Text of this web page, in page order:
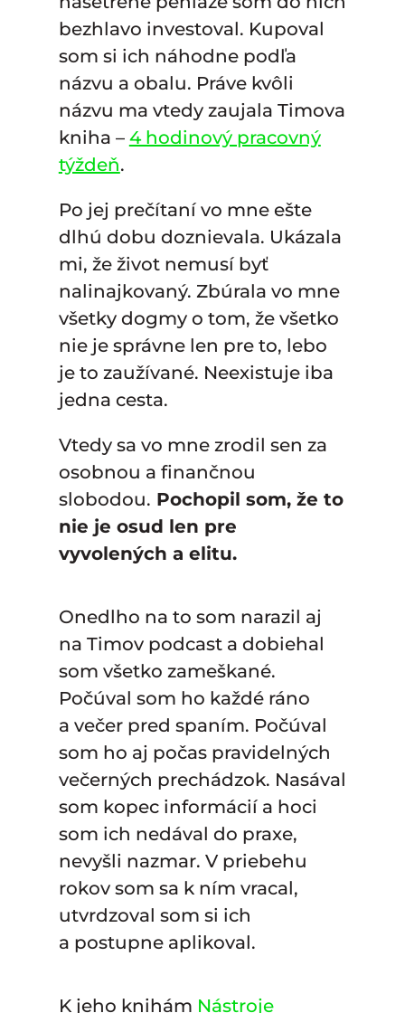
bezhlavo investoval. Kupoval
som si ich náhodne podľa
názvu a obalu. Práve kvôli
názvu ma vtedy zaujala Timova
kniha – 4 hodinový pracovný
týždeň.
Po jej prečítaní vo mne ešte
dlhú dobu doznievala. Ukázala
mi, že život nemusí byť
nalinajkovaný. Zbúrala vo mne
všetky dogmy o tom, že všetko
nie je správne len pre to, lebo
je to zaužívané. Neexistuje iba
jedna cesta.
Vtedy sa vo mne zrodil sen za
osobnou a finančnou
slobodou. Pochopil som, že to
nie je osud len pre
vyvolených a elitu.
Onedlho na to som narazil aj
na Timov podcast a dobiehal
som všetko zameškané.
Počúval som ho každé ráno
a večer pred spaním. Počúval
som ho aj počas pravidelných
večerných prechádzok. Nasával
som kopec informácií a hoci
som ich nedával do praxe,
nevyšli nazmar. V priebehu
rokov som sa k ním vracal,
utvrdzoval som si ich
a postupne aplikoval.
K jeho knihám Nástroje